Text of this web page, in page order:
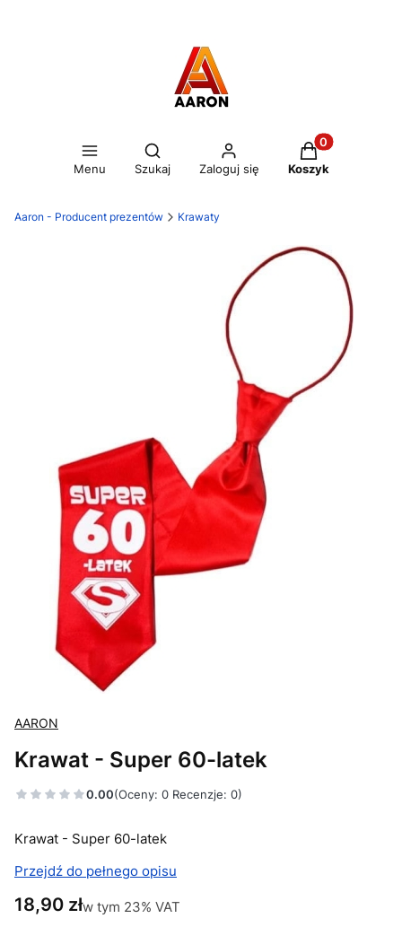
Menu
Otwórz wyszukiwarkę
Szukaj Zaloguj się
Produkty w
Koszyk
Aaron - Producent prezentów Krawaty
AARON
Krawat - Super 60-latek
0.00(Oceny: 0 Recenzje: 0)
Krawat - Super 60-latek
Przejdź do pełnego opisu
Cena
18,90 złw tym 23% VAT
w tym 23% VAT